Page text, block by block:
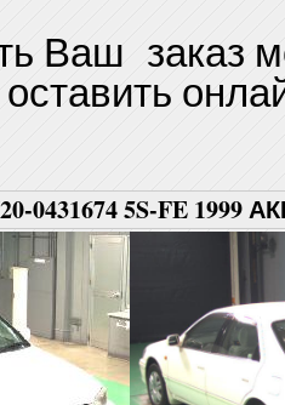
заказ
0431674 5S-FE 1999